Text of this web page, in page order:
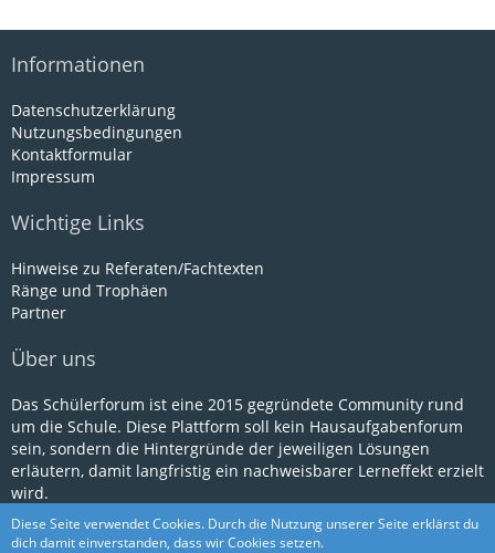
Informationen
Datenschutzerklärung
Nutzungsbedingungen
Kontaktformular
Impressum
Wichtige Links
Hinweise zu Referaten/Fachtexten
Ränge und Trophäen
Partner
Über uns
Das Schülerforum ist eine 2015 gegründete Community rund
um die Schule. Diese Plattform soll kein Hausaufgabenforum
sein, sondern die Hintergründe der jeweiligen Lösungen
erläutern, damit langfristig ein nachweisbarer Lerneffekt erzielt
wird.
Diese Seite verwendet Cookies. Durch die Nutzung unserer Seite erklärst du
dich damit einverstanden, dass wir Cookies setzen.